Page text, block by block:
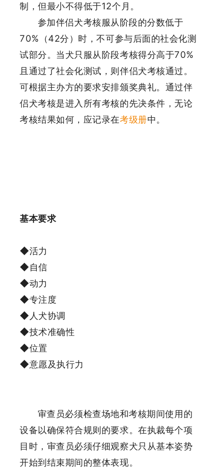
制，但最小不得低于12个月。
参加伴侣犬考核服从阶段的分数低于
70%（42分）时，不可参与后面的社会化测
试部分。当犬只服从阶段考核得分高于70%
且通过了社会化测试，则伴侣犬考核通过。
可根据主办方的要求安排颁奖典礼。通过伴
侣犬考核是进入所有考核的先决条件，无论
考核结果如何，应记录在考级册中。
基本要求
◆活力
◆自信
◆动力
◆专注度
◆人犬协调
◆技术准确性
◆位置
◆意愿及执行力
审查员必须检查场地和考核期间使用的
设备以确保符合规则的要求。在执裁每个项
目时，审查员必须仔细观察犬只从基本姿势
开始到结束期间的整体表现。